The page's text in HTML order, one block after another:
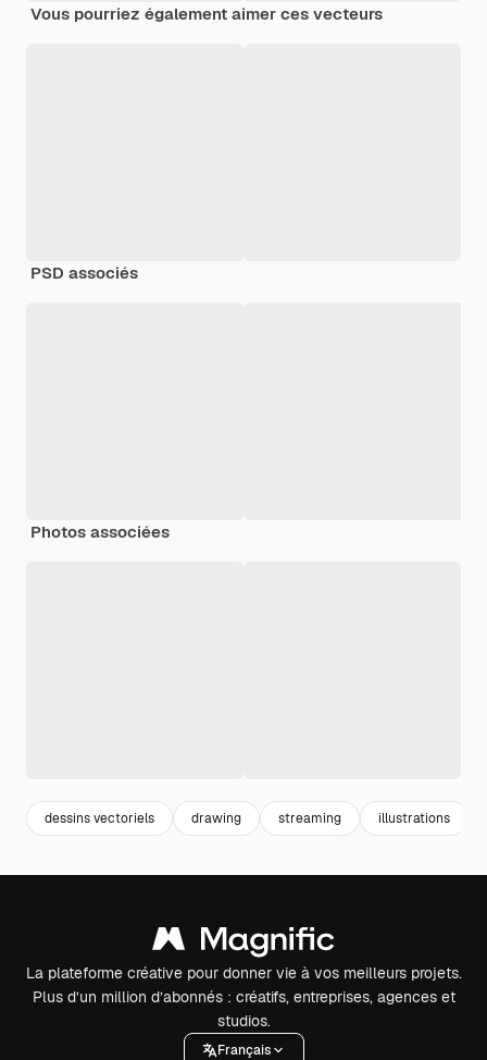
Vous pourriez également aimer ces vecteurs
PSD associés
Photos associées
dessins vectoriels drawing streaming illustrations
La plateforme créative pour donner vie à vos meilleurs projets.
Plus d’un million d’abonnés : créatifs, entreprises, agences et
studios.
Français